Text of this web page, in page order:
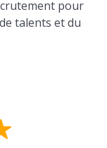
pour
talents et du